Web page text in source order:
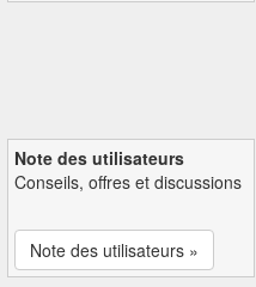
Note des utilisateurs
Conseils, offres et discussions
Note des utilisateurs »